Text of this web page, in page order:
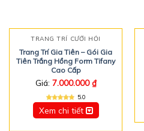
TRANG TRÍ CƯỚI HỎI
Trang Trí Gia Tiên – Gói Gia
Tiên Trắng Hồng Form Tifany
Cao Cấp
Giá: 7.000.000₫
5.0
Xem chi tiết